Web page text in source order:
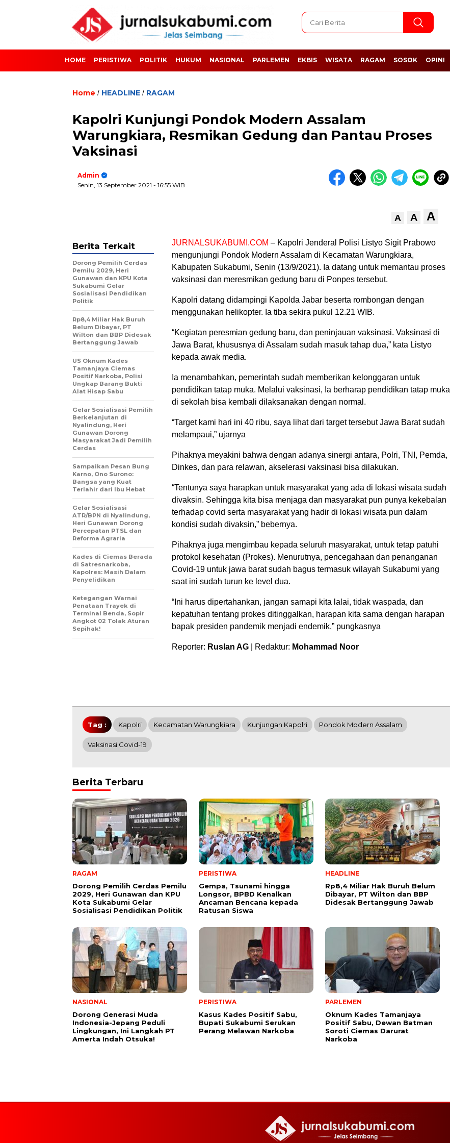
HOME PERISTIWA POLITIK HUKUM NASIONAL PARLEMEN EKBIS WISATA RAGAM SOSOK OPINI
Home / HEADLINE / RAGAM
Kapolri Kunjungi Pondok Modern Assalam
Warungkiara, Resmikan Gedung dan Pantau Proses
Vaksinasi
Admin
Senin, 13 September 2021 - 16:55 WIB
A A A
JURNALSUKABUMI.COM – Kapolri Jenderal Polisi Listyo Sigit Prabowo
mengunjungi Pondok Modern Assalam di Kecamatan Warungkiara,
Kabupaten Sukabumi, Senin (13/9/2021). Ia datang untuk memantau proses
vaksinasi dan meresmikan gedung baru di Ponpes tersebut.
Kapolri datang didampingi Kapolda Jabar beserta rombongan dengan
menggunakan helikopter. Ia tiba sekira pukul 12.21 WIB.
“Kegiatan peresmian gedung baru, dan peninjauan vaksinasi. Vaksinasi di
Jawa Barat, khususnya di Assalam sudah masuk tahap dua,” kata Listyo
kepada awak media.
Ia menambahkan, pemerintah sudah memberikan kelonggaran untuk
pendidikan tatap muka. Melalui vaksinasi, Ia berharap pendidikan tatap muka
di sekolah bisa kembali dilaksanakan dengan normal.
“Target kami hari ini 40 ribu, saya lihat dari target tersebut Jawa Barat sudah
melampaui,” ujarnya
Pihaknya meyakini bahwa dengan adanya sinergi antara, Polri, TNI, Pemda,
Dinkes, dan para relawan, akselerasi vaksinasi bisa dilakukan.
“Tentunya saya harapkan untuk masyarakat yang ada di lokasi wisata sudah
divaksin. Sehingga kita bisa menjaga dan masyarakat pun punya kekebalan
terhadap covid serta masyarakat yang hadir di lokasi wisata pun dalam
kondisi sudah divaksin,” bebernya.
Pihaknya juga mengimbau kepada seluruh masyarakat, untuk tetap patuhi
protokol kesehatan (Prokes). Menurutnya, pencegahaan dan penanganan
Covid-19 untuk jawa barat sudah bagus termasuk wilayah Sukabumi yang
saat ini sudah turun ke level dua.
“Ini harus dipertahankan, jangan samapi kita lalai, tidak waspada, dan
kepatuhan tentang prokes ditinggalkan, harapan kita sama dengan harapan
bapak presiden pandemik menjadi endemik,” pungkasnya
Reporter: Ruslan AG | Redaktur: Mohammad Noor
Berita Terkait
Dorong Pemilih Cerdas
Pemilu 2029, Heri
Gunawan dan KPU Kota
Sukabumi Gelar
Sosialisasi Pendidikan
Politik
Rp8,4 Miliar Hak Buruh
Belum Dibayar, PT
Wilton dan BBP Didesak
Bertanggung Jawab
US Oknum Kades
Tamanjaya Ciemas
Positif Narkoba, Polisi
Ungkap Barang Bukti
Alat Hisap Sabu
Gelar Sosialisasi Pemilih
Berkelanjutan di
Nyalindung, Heri
Gunawan Dorong
Masyarakat Jadi Pemilih
Cerdas
Sampaikan Pesan Bung
Karno, Ono Surono:
Bangsa yang Kuat
Terlahir dari Ibu Hebat
Gelar Sosialisasi
ATR/BPN di Nyalindung,
Heri Gunawan Dorong
Percepatan PTSL dan
Reforma Agraria
Kades di Ciemas Berada
di Satresnarkoba,
Kapolres: Masih Dalam
Penyelidikan
Ketegangan Warnai
Penataan Trayek di
Terminal Benda, Sopir
Angkot 02 Tolak Aturan
Sepihak!
Tag : Kapolri Kecamatan Warungkiara Kunjungan Kapolri Pondok Modern Assalam
Vaksinasi Covid-19
Berita Terbaru
RAGAM
Dorong Pemilih Cerdas Pemilu
2029, Heri Gunawan dan KPU
Kota Sukabumi Gelar
Sosialisasi Pendidikan Politik
PERISTIWA
Gempa, Tsunami hingga
Longsor, BPBD Kenalkan
Ancaman Bencana kepada
Ratusan Siswa
HEADLINE
Rp8,4 Miliar Hak Buruh Belum
Dibayar, PT Wilton dan BBP
Didesak Bertanggung Jawab
NASIONAL
Dorong Generasi Muda
Indonesia-Jepang Peduli
Lingkungan, Ini Langkah PT
Amerta Indah Otsuka!
PERISTIWA
Kasus Kades Positif Sabu,
Bupati Sukabumi Serukan
Perang Melawan Narkoba
PARLEMEN
Oknum Kades Tamanjaya
Positif Sabu, Dewan Batman
Soroti Ciemas Darurat
Narkoba